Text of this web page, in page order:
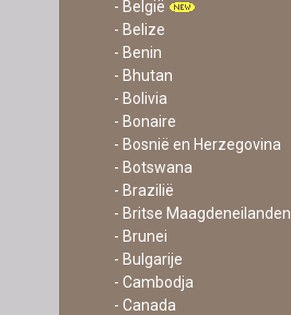
- België
- Belize
- Benin
- Bhutan
- Bolivia
- Bonaire
- Bosnië en Herzegovina
- Botswana
- Brazilië
- Britse Maagdeneilanden
- Brunei
- Bulgarije
- Cambodja
- Canada